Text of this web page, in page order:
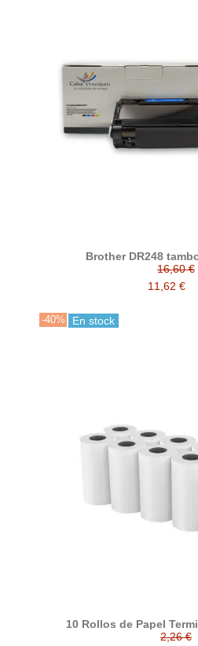
Brother DR248
16,60 €
11,62 €
-40% En stock
10 Rollos de Papel
2,26 €